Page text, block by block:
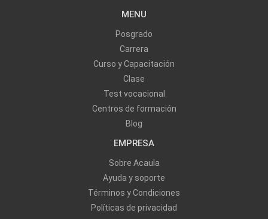
MENU
Posgrado
Carrera
Curso y Capacitación
Clase
Test vocacional
Centros de formación
Blog
EMPRESA
Sobre Acaula
Ayuda y soporte
Términos y Condiciones
Políticas de privacidad